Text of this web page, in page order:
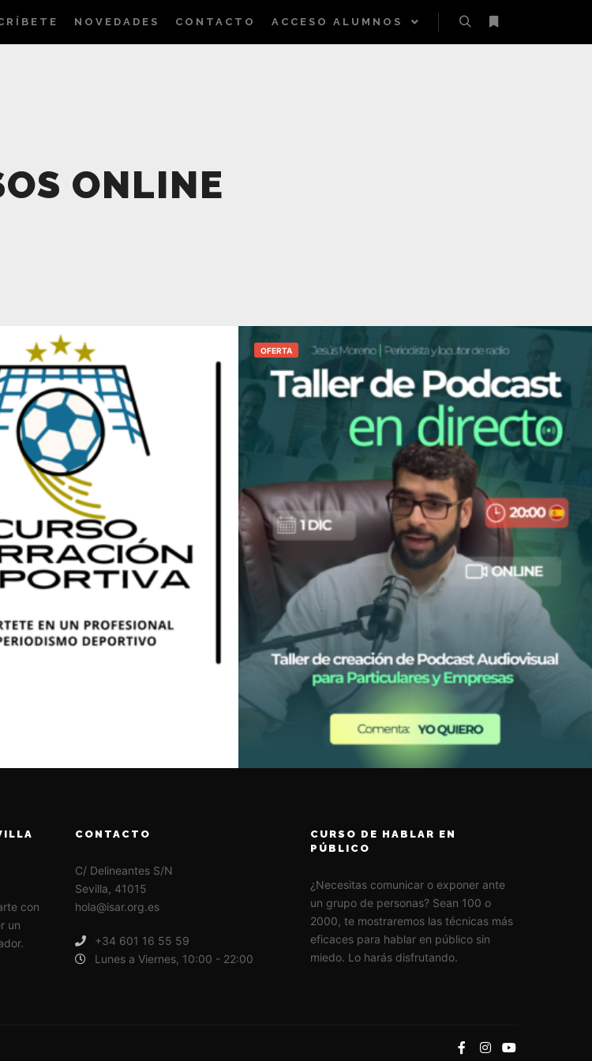
NOVEDADES CONTACTO
ACCESO ALUMNOS
BuscarMás
ONLINE
590,00€ 490,00€
OFERTA
50,00€ 15,00€
con
un
CONTACTO
C/ Delineantes S/N
Sevilla, 41015
hola@isar.org.es
+34 601 16 55 59
Lunes a Viernes, 10:00 - 22:00
CURSO DE HABLAR EN
PÚBLICO
¿Necesitas comunicar o exponer ante
un grupo de personas? Sean 100 o
2000, te mostraremos las técnicas más
eficaces para hablar en público sin
miedo. Lo harás disfrutando.